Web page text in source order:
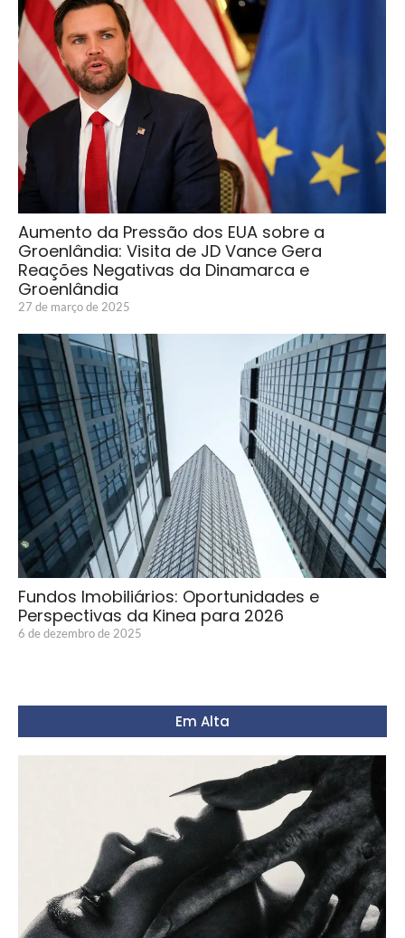
Aumento da Pressão dos EUA sobre a
Groenlândia: Visita de JD Vance Gera
Reações Negativas da Dinamarca e
Groenlândia
27 de março de 2025
Fundos Imobiliários: Oportunidades e
Perspectivas da Kinea para 2026
6 de dezembro de 2025
Em Alta